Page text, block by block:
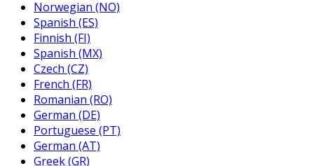
Norwegian (NO)
Spanish (ES)
Finnish (FI)
Spanish (MX)
Czech (CZ)
French (FR)
Romanian (RO)
German (DE)
Portuguese (PT)
German (AT)
Greek (GR)